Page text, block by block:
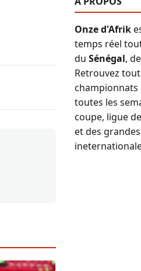
Onze d'Afrik
temps réel
du Sénégal,
Retrouvez
championnats
toutes les
coupe, ligue
et des